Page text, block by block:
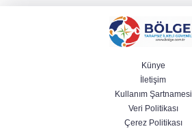
Künye
İletişim
Kullanım Şartnamesi
Veri Politikası
Çerez Politikası